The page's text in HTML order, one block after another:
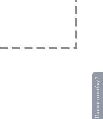
Нашли ошибку?